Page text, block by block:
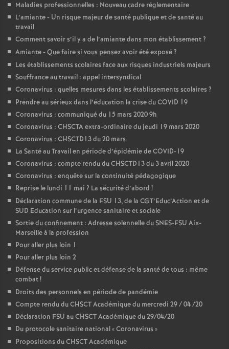
Maladies professionnelles : Nouveau cadre réglementaire
L’amiante - Un risque majeur de santé publique et de santé au
travail
Comment savoir s’il y a de l’amiante dans mon établissement?
Amiante - Que faire si vous pensez avoir été exposé?
Les établissements scolaires face aux risques industriels majeurs
Souffrance au travail : appel intersyndical
Coronavirus : quelles mesures dans les établissements scolaires ?
Prendre au sérieux dans l’éducation la crise du COVID 19
Coronavirus : communiqué du 15 mars 2020 9h
Coronavirus : CHSCTA extra-ordinaire du jeudi 19 mars 2020
Coronavirus : CHSCTD13 du 20 mars
La Santé au Travail en période d’épidémie de COVID-19
Coronavirus : compte rendu du CHSCTD13 du 3 avril 2020
Coronavirus : enquête sur la continuité pédagogique
Reprise le lundi 11 mai ? La sécurité d’abord !
Déclaration commune de la FSU 13, de la CGT’Educ’Action et de
SUD Education sur l’urgence sanitaire et sociale
Sortie du confinement : Adresse solennelle du SNES-FSU Aix-
Marseille à la profession
Pour aller plus loin 1
Pour aller plus loin 2
Défense du service public et défense de la santé de tous : même
combat!
Droits des personnels en période de pandémie
Compte rendu du CHSCT Académique du mercredi 29 / 04 /20
Déclaration FSU au CHSCT Académique du 29/04/20
Du protocole sanitaire national «Coronavirus »
Propositions du CHSCT Académique